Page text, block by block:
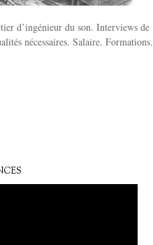
d’ingénieur du son. Interviews de
nécessaires. Salaire. Formations.